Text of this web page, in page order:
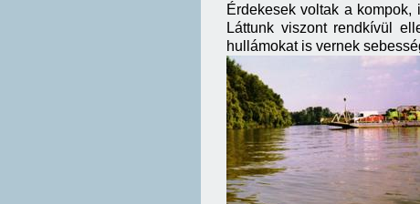
Érdekesek voltak a
Láttunk viszont rendkívül
hullámokat is vernek